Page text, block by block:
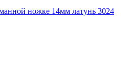
ножке 14мм латунь 3024